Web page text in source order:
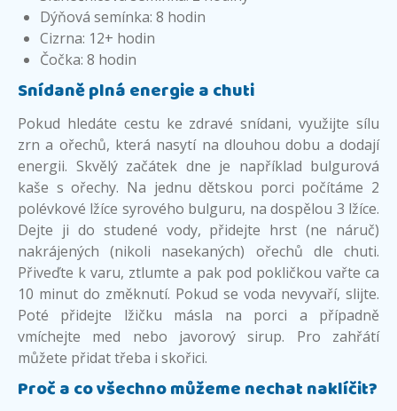
Dýňová semínka: 8 hodin
Cizrna: 12+ hodin
Čočka: 8 hodin
Snídaně plná energie a chuti
Pokud hledáte cestu ke zdravé snídani, využijte sílu
zrn a ořechů, která nasytí na dlouhou dobu a dodají
energii. Skvělý začátek dne je například bulgurová
kaše s ořechy. Na jednu dětskou porci počítáme 2
polévkové lžíce syrového bulguru, na dospělou 3 lžíce.
Dejte ji do studené vody, přidejte hrst (ne náruč)
nakrájených (nikoli nasekaných) ořechů dle chuti.
Přiveďte k varu, ztlumte a pak pod pokličkou vařte ca
10 minut do změknutí. Pokud se voda nevyvaří, slijte.
Poté přidejte lžičku másla na porci a případně
vmíchejte med nebo javorový sirup. Pro zahřátí
můžete přidat třeba i skořici.
Proč a co všechno můžeme nechat naklíčit?